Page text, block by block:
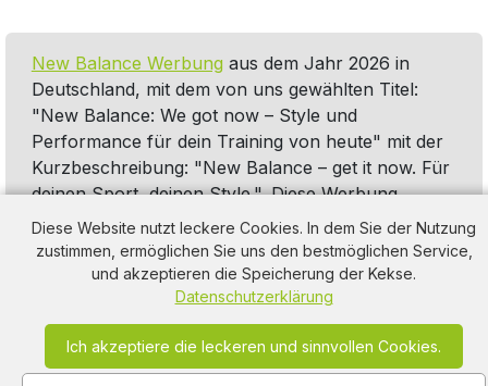
Diese Website nutzt leckere Cookies. In dem Sie der Nutzung
zustimmen, ermöglichen Sie uns den bestmöglichen Service,
und akzeptieren die Speicherung der Kekse.
Datenschutzerklärung
Ich akzeptiere die leckeren und sinnvollen Cookies.
New Balance Werbung aus dem Jahr 2026 in
Deutschland, mit dem von uns gewählten Titel:
"New Balance: We got now – Style und
Performance für dein Training von heute" mit der
Kurzbeschreibung: "New Balance – get it now. Für
deinen Sport, deinen Style.". Diese Werbung
thematisiert oder beinhaltet die Kategorie/n
Sportkleidung,Sportschuhe ,Sneaker,T-Shirt,
Kleidung-Werbung.